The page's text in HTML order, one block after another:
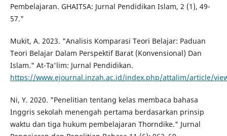
Pembelajaran. GHAITSA: Jurnal Pendidikan Islam, 2 (1), 49-
57."
Mukit, A. 2023. "Analisis Komparasi Teori Belajar: Paduan
Teori Belajar Dalam Perspektif Barat (Konvensional) Dan
Islam." At-Ta'lim: Jurnal Pendidikan.
https://www.ejournal.inzah.ac.id/index.php/attalim/article/
Ni, Y. 2020. "Penelitian tentang kelas membaca bahasa
Inggris sekolah menengah pertama berdasarkan prinsip
waktu dan tiga hukum pembelajaran Thorndike." Jurnal